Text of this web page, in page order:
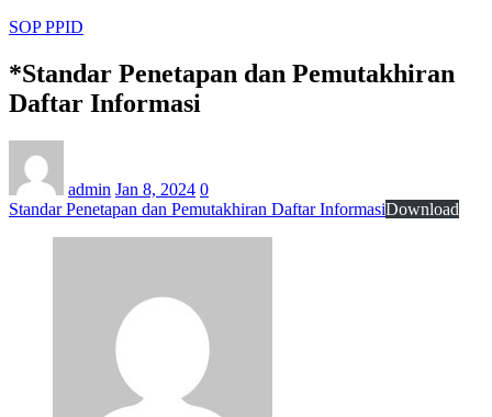
SOP PPID
*Standar Penetapan dan Pemutakhiran
Daftar Informasi
admin Jan 8, 2024 0
Standar Penetapan dan Pemutakhiran Daftar InformasiDownload